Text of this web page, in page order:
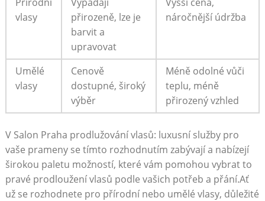
vlasy
přirozeně, lze je
barvit a
upravovat
náročnější údržba
Umělé
vlasy
Cenově
dostupné, široký
výběr
Méně odolné vůči
teplu, méně
přirozený vzhled
V Salon Praha prodlužování vlasů: luxusní služby pro
vaše prameny se tímto rozhodnutím zabývají a nabízejí
širokou paletu možností, které vám pomohou vybrat to
pravé prodloužení vlasů podle vašich potřeb a přání.Ať
už se rozhodnete pro přírodní nebo umělé vlasy, důležité